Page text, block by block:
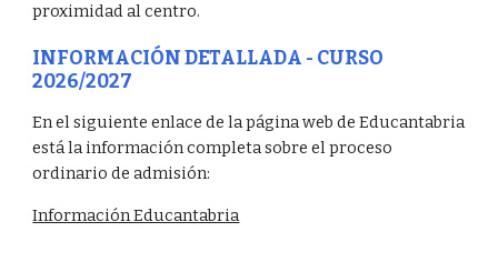
proximidad al centro.
INFORMACIÓN DETALLADA - CURSO
2026/2027
En el siguiente enlace de la página web de Educantabria
está la información completa sobre el proceso
ordinario de admisión:
Información Educantabria